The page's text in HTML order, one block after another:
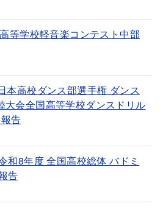
等学校軽音楽コンテスト中部
本高校ダンス部選手権 ダンス
大会全国高等学校ダンスドリル
告
和8年度 全国高校総体 バドミ
告